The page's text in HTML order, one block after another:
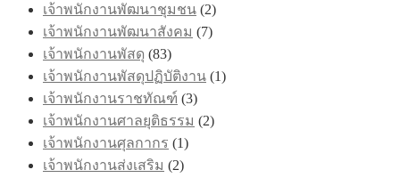
เจ้าพนักงานพัฒนาชุมชน (2)
เจ้าพนักงานพัฒนาสังคม (7)
เจ้าพนักงานพัสดุ (83)
เจ้าพนักงานพัสดุปฏิบัติงาน (1)
เจ้าพนักงานราชทัณฑ์ (3)
เจ้าพนักงานศาลยุติธรรม (2)
เจ้าพนักงานศุลกากร (1)
เจ้าพนักงานส่งเสริม (2)